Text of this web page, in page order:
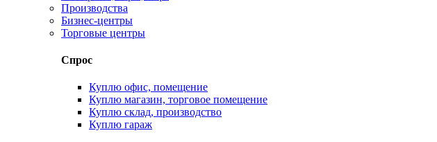
Производства
Бизнес-центры
Торговые центры
Спрос
Куплю офис, помещение
Куплю магазин, торговое помещение
Куплю склад, производство
Куплю гараж